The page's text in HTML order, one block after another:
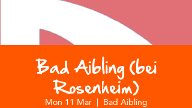
Bad Aibling (bei
Rosenheim)
Mon 11 Mar
  |
Bad Aibling